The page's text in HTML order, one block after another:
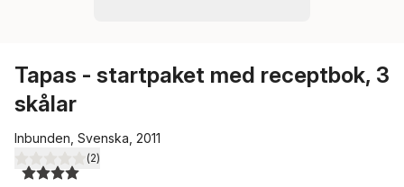
Tapas - startpaket med receptbok, 3
skålar
Inbunden, Svenska, 2011
4,0utav 5 stjärnor. Totalt antal röster:
(2)